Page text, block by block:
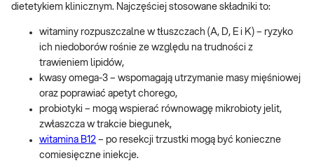
dietetykiem klinicznym. Najczęściej stosowane składniki to:
witaminy rozpuszczalne w tłuszczach (A, D, E i K) – ryzyko
ich niedoborów rośnie ze względu na trudności z
trawieniem lipidów,
kwasy omega-3 – wspomagają utrzymanie masy mięśniowej
oraz poprawiać apetyt chorego,
probiotyki – mogą wspierać równowagę mikrobioty jelit,
zwłaszcza w trakcie biegunek,
witamina B12 – po resekcji trzustki mogą być konieczne
comiesięczne iniekcje.